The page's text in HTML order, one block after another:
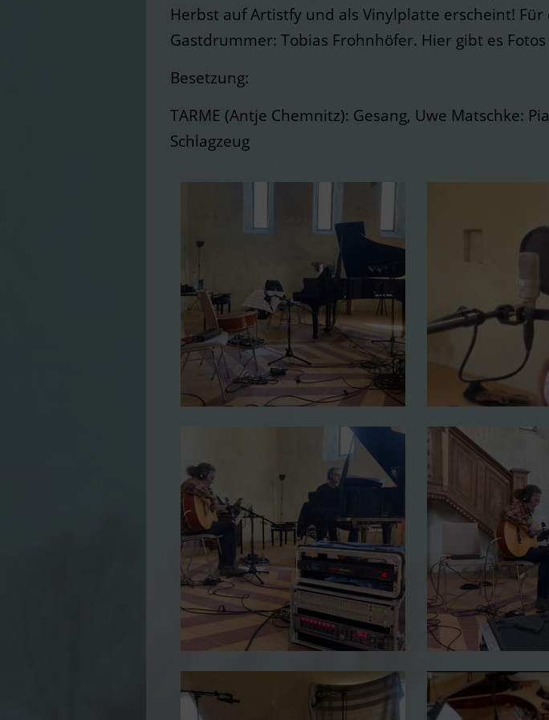
Herbst auf Artistfy und als Vinylplatte erscheint!
Gastdrummer: Tobias Frohnhöfer. Hier gibt es
Besetzung:
TARME (Antje Chemnitz): Gesang, Uwe Matschke:
Schlagzeug